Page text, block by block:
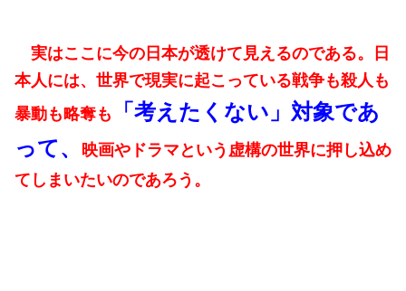
実はここに今の日本が透けて見えるのである。日
本人には、世界で現実に起こっている戦争も殺人も
暴動も略奪も
「考えたくない」対象であ
って、
映画やドラマという虚構の世界に押し込め
てしまいたいのであろう。